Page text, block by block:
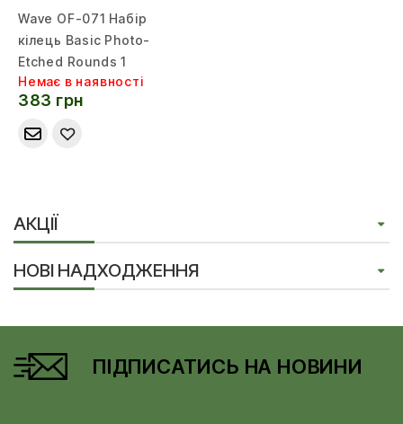
Wave OF-071 Набір
кілець Basic Photo-
Etched Rounds 1
Немає в наявності
383 грн
АКЦІЇ
НОВІ НАДХОДЖЕННЯ
ПІДПИСАТИСЬ НА НОВИНИ